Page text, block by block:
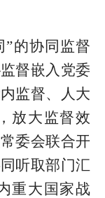
”的协同监督
督嵌入党委
监督、人大
放大监督效
委会联合开
听取部门汇
重大国家战